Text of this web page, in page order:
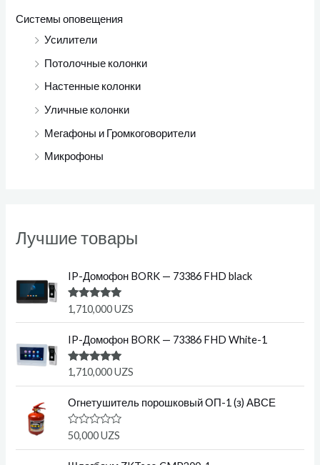
Системы оповещения
Усилители
Потолочные колонки
Настенные колонки
Уличные колонки
Мегафоны и Громкоговорители
Микрофоны
Лучшие товары
IP-Домофон BORK — 73386 FHD black
Оценка
5.00
из 5
1,710,000UZS
IP-Домофон BORK — 73386 FHD White-1
Оценка
5.00
из 5
1,710,000UZS
Огнетушитель порошковый ОП-1 (з) АВСЕ
О
50,000UZS